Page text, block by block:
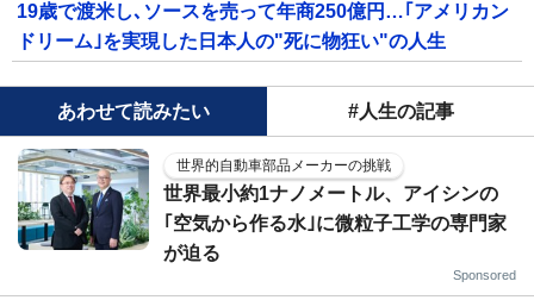
19歳で渡米し､ソースを売って年商250億円…｢アメリカン
ドリーム｣を実現した日本人の"死に物狂い"の人生
あわせて読みたい #人生の記事
世界的自動車部品メーカーの挑戦
世界最小約1ナノメートル、アイシンの
｢空気から作る水｣に微粒子工学の専門家
が迫る
Sponsored